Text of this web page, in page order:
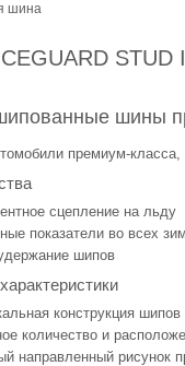
шина
STUD
шины
премиум-
сцепление на льду
показатели во всех
шипов
конструкция шипов
количество и
направленный рисунок